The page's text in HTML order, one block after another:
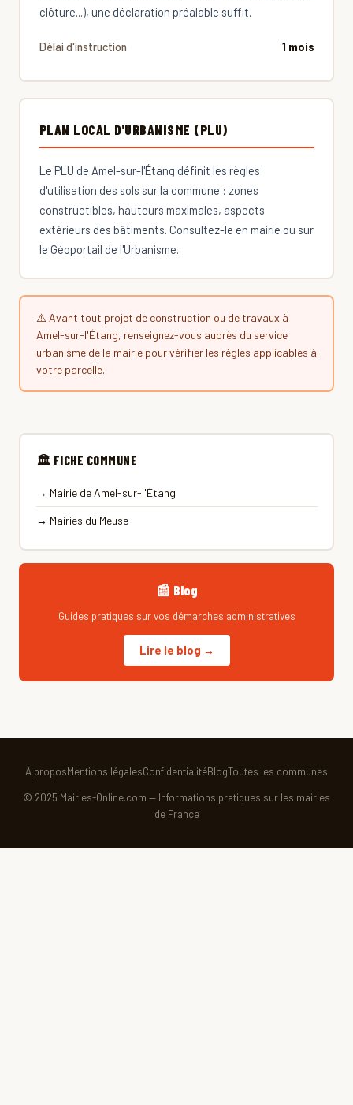
clôture...), une déclaration préalable suffit.
Délai d'instruction 1 mois
PLAN LOCAL D'URBANISME (PLU)
Le PLU de Amel-sur-l'Étang définit les règles
d'utilisation des sols sur la commune : zones
constructibles, hauteurs maximales, aspects
extérieurs des bâtiments. Consultez-le en mairie ou sur
le Géoportail de l'Urbanisme.
⚠️ Avant tout projet de construction ou de travaux à
Amel-sur-l'Étang, renseignez-vous auprès du service
urbanisme de la mairie pour vérifier les règles applicables à
votre parcelle.
🏛 FICHE COMMUNE
→ Mairie de Amel-sur-l'Étang
→ Mairies du Meuse
📰 Blog
Guides pratiques sur vos démarches administratives
Lire le blog →
À proposMentions légalesConfidentialitéBlogToutes les communes
© 2025 Mairies-Online.com — Informations pratiques sur les mairies
de France